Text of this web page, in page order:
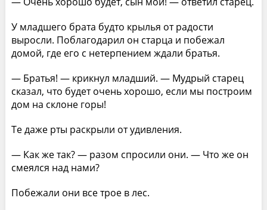
У младшего брата будто крылья от радости
выросли. Поблагодарил он старца и побежал
домой, где его с нетерпением ждали братья.
— Братья! — крикнул младший. — Мудрый старец
сказал, что будет очень хорошо, если мы построим
дом на склоне горы!
Те даже рты раскрыли от удивления.
— Как же так? — разом спросили они. — Что же он
смеялся над нами?
Побежали они все трое в лес.